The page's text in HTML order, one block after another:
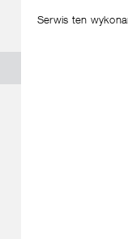
Serwis ten